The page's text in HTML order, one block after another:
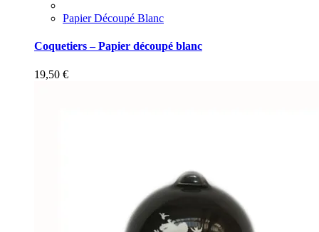
Papier Découpé Blanc
Coquetiers – Papier découpé blanc
19,50 €